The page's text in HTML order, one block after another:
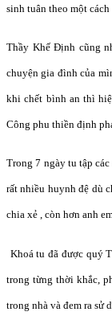
sinh tuân theo một cách
Thầy Khế Định cũng
chuyện gia đình của
khi chết bình an thì hiệ
Công phu thiền định ph
Trong 7 ngày tu tập
rất nhiều huynh đệ dù
chia xẻ , còn hơn anh
Khoá tuđã được quý
trong từng thời khắc,
trong nhà và đem ra sửd